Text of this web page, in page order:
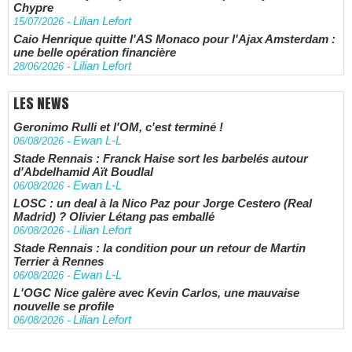
Chypre
15/07/2026 - Lilian Lefort
Caio Henrique quitte l'AS Monaco pour l'Ajax Amsterdam :
une belle opération financière
28/06/2026 - Lilian Lefort
LES NEWS
Geronimo Rulli et l'OM, c'est terminé !
06/08/2026 - Ewan L-L
Stade Rennais : Franck Haise sort les barbelés autour
d'Abdelhamid Aït Boudlal
06/08/2026 - Ewan L-L
LOSC : un deal à la Nico Paz pour Jorge Cestero (Real
Madrid) ? Olivier Létang pas emballé
06/08/2026 - Lilian Lefort
Stade Rennais : la condition pour un retour de Martin
Terrier à Rennes
06/08/2026 - Ewan L-L
L'OGC Nice galère avec Kevin Carlos, une mauvaise
nouvelle se profile
06/08/2026 - Lilian Lefort